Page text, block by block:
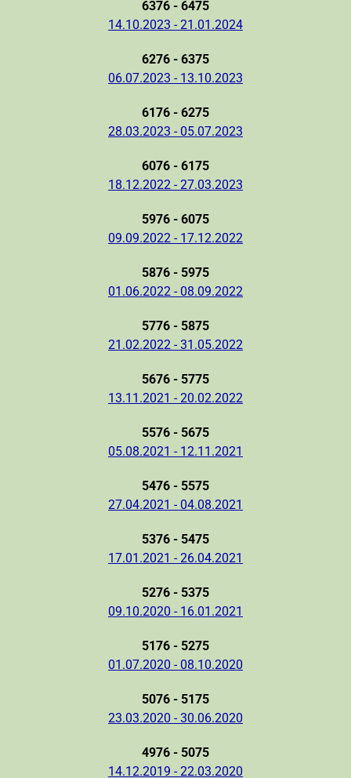
6376 - 6475
14.10.2023 - 21.01.2024
6276 - 6375
06.07.2023 - 13.10.2023
6176 - 6275
28.03.2023 - 05.07.2023
6076 - 6175
18.12.2022 - 27.03.2023
5976 - 6075
09.09.2022 - 17.12.2022
5876 - 5975
01.06.2022 - 08.09.2022
5776 - 5875
21.02.2022 - 31.05.2022
5676 - 5775
13.11.2021 - 20.02.2022
5576 - 5675
05.08.2021 - 12.11.2021
5476 - 5575
27.04.2021 - 04.08.2021
5376 - 5475
17.01.2021 - 26.04.2021
5276 - 5375
09.10.2020 - 16.01.2021
5176 - 5275
01.07.2020 - 08.10.2020
5076 - 5175
23.03.2020 - 30.06.2020
4976 - 5075
14.12.2019 - 22.03.2020